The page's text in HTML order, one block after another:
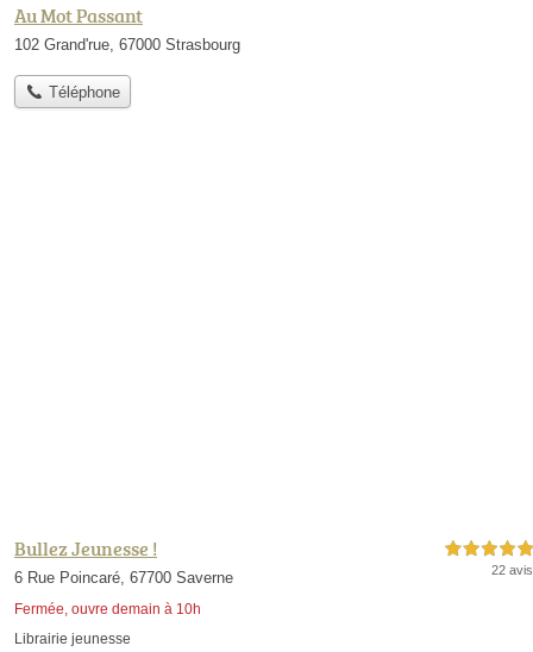
Au Mot Passant
102 Grand'rue, 67000 Strasbourg
Téléphone
Bullez Jeunesse !
6 Rue Poincaré, 67700 Saverne
Fermée, ouvre demain à 10h
5,0 étoiles sur 5
22 avis
Librairie jeunesse